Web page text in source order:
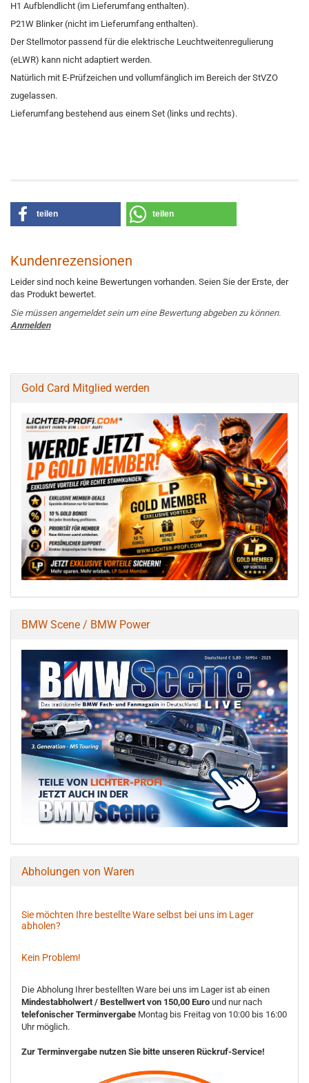
H1 Aufblendlicht (im Lieferumfang enthalten).
P21W Blinker (nicht im Lieferumfang enthalten).
Der Stellmotor passend für die elektrische Leuchtweitenregulierung
(eLWR) kann nicht adaptiert werden.
Natürlich mit E-Prüfzeichen und vollumfänglich im Bereich der StVZO
zugelassen.
Lieferumfang bestehend aus einem Set (links und rechts).
teilen teilen
Kundenrezensionen
Leider sind noch keine Bewertungen vorhanden. Seien Sie der Erste, der
das Produkt bewertet.
Sie müssen angemeldet sein um eine Bewertung abgeben zu können.
Anmelden
Gold Card Mitglied werden
BMW Scene / BMW Power
Abholungen von Waren
Sie möchten Ihre bestellte Ware selbst bei uns im Lager
abholen?
Kein Problem!
Die Abholung Ihrer bestellten Ware bei uns im Lager ist ab einen
Mindestabholwert / Bestellwert von 150,00 Euro und nur nach
telefonischer Terminvergabe Montag bis Freitag von 10:00 bis 16:00
Uhr möglich.
Zur Terminvergabe nutzen Sie bitte unseren Rückruf-Service!